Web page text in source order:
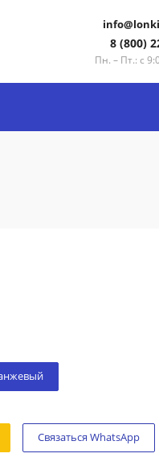
8 (800)
Пн. – Пт.: с
Связаться WhatsApp